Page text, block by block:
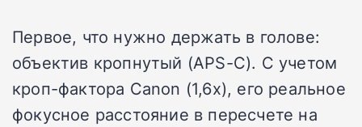
Первое, что нужно держать в голове:
объектив кропнутый (APS-C). С учетом
кроп-фактора Canon (1,6x), его реальное
фокусное расстояние в пересчете на